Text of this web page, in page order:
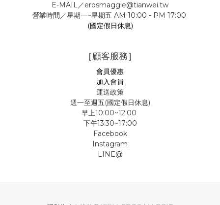
E-MAIL／erosmaggie@tianwei.tw
營業時間／星期一~星期五 AM 10:00 - PM 17:00
(國定假日休息)
［顧客服務］
會員優惠
加入會員
運送政策
週一至週五(國定假日休息)
早上10:00~12:00
下午13:30~17:00
Facebook
Instagram
LINE@